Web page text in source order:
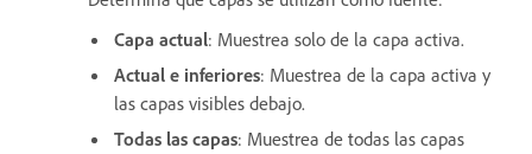
Capa actual: Muestrea solo de la capa activa.
Actual e inferiores: Muestrea de la capa activa y
las capas visibles debajo.
Todas las capas: Muestrea de todas las capas